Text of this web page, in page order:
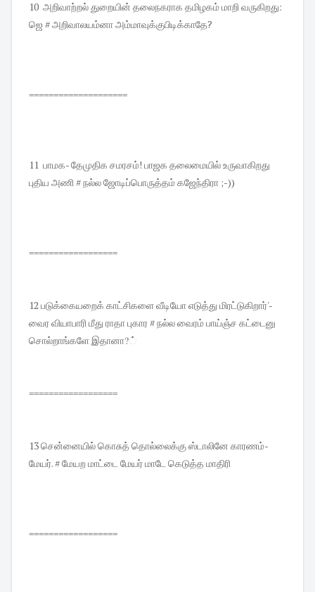
10 அறிவாற்றல் துறையின் தலைநகராக தமிழகம் மாறி வருகிறது:
ஜெ # அறிவாலயம்னா அம்மாவுக்குபிடிக்காதே?
====================
11 பாமக- தேமுதிக சமரசம்! பாஜக தலைமையில் உருவாகிறது
புதிய அணி # நல்ல ஜோடிப்பொருத்தம் கஜேந்திரா ;-))
==================
12 படுக்கையறைக் காட்சிகளை வீடியோ எடுத்து மிரட்டுகிறார்'-
வைர வியாபாரி மீது ராதா புகார # நல்ல வைரம் பாய்ஞ்ச கட்டைனு
சொல்றாங்களே இதானா?்
==================
13 சென்னையில் கொசுத் தொல்லைக்கு ஸ்டாலினே காரணம்-
மேயர். # மேயற மாட்டை மேயர் மாடே கெடுத்த மாதிரி
==================